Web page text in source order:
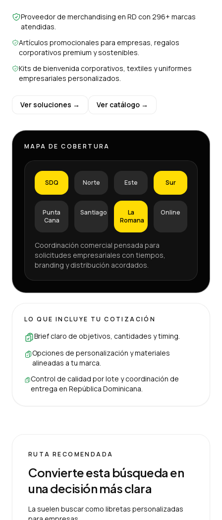
Proveedor de merchandising en RD con 296+ marcas
atendidas.
Artículos promocionales para empresas, regalos
corporativos premium y sostenibles.
Kits de bienvenida corporativos, textiles y uniformes
empresariales personalizados.
Ver soluciones → Ver catálogo →
MAPA DE COBERTURA
SDQ Norte Este Sur
Punta
Cana
Santiago
La
Romana
Online
Coordinación comercial pensada para
solicitudes empresariales con tiempos,
branding y distribución acordados.
LO QUE INCLUYE TU COTIZACIÓN
Brief claro de objetivos, cantidades y timing.
Opciones de personalización y materiales
alineadas a tu marca.
Control de calidad por lote y coordinación de
entrega en República Dominicana.
RUTA RECOMENDADA
Convierte esta búsqueda en
una decisión más clara
La suelen buscar como libretas personalizadas